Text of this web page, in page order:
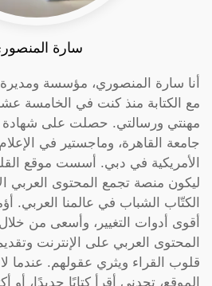
سارة
أنا سارة المنصوري، مؤسسة
مع الكتابة منذ كنت في الخامسة
مهنتي ورسالتي. حصلت على شهادة
جامعة القاهرة، وماجستير في
الأمريكية في دبي. أسست موقع
ليكون منصة تجمع المحتوى العربي
الكتّاب الشباب في عالمنا العربي.
أقوى أدوات التغيير، وأسعى من
المحتوى العربي على الإنترنت
قلوب القراء ويثري عقولهم. عندما
الموقع، تجدني أقرأ كتابًا جديدًا،